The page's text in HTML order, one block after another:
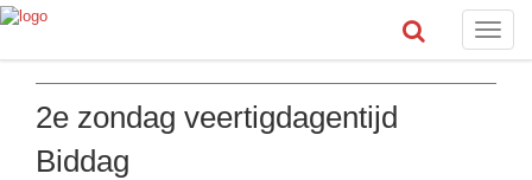
Toggle
2e zondag veertigdagentijd
Biddag